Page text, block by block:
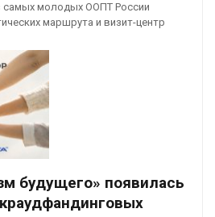
самых молодых ООПТ России
маршрута и визит-центр
будущего» появилась